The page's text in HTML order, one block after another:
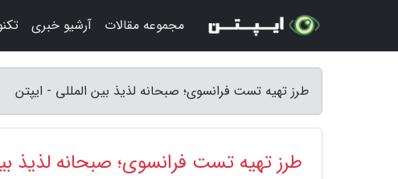
طرز تهیه تست فرانسوی؛ صبحانه لذیذ بین المللی - ایپتن
طرز تهیه تست فرانسوی؛ صبحانه لذیذ
مجموعه مقالات آرشیو خبری